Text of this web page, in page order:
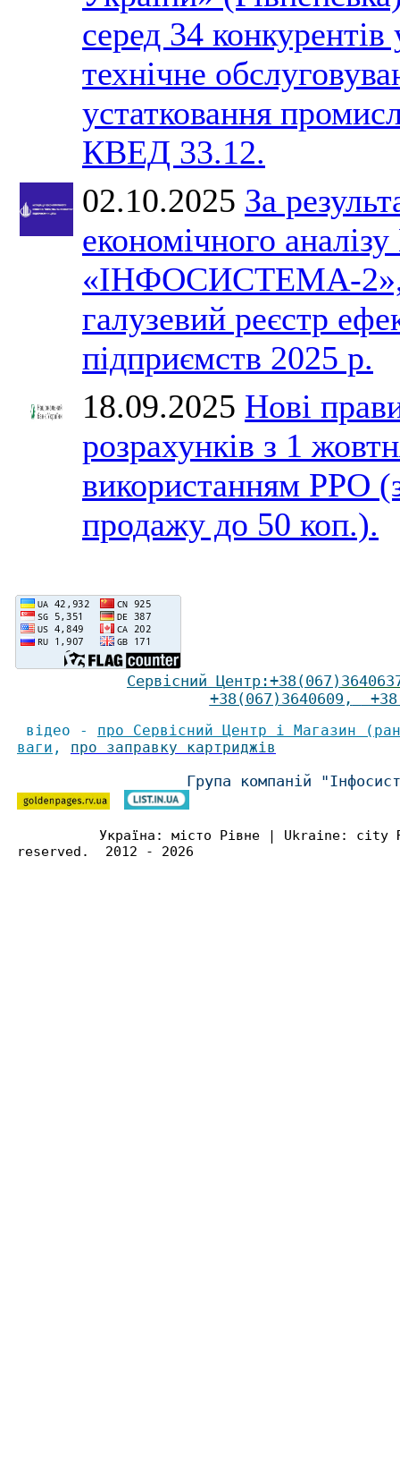
серед 34 конкурентів
технічне
устатковання
КВЕД 33.12.
02.10.2025 За
економічного
«ІНФОСИСТЕМА-2»,
галузевий реєстр
підприємств 2025 р.
18.09.2025 Нові
розрахунків з 1
використанням РРО
продажу до 50 коп.).
Сервісний Центр :+38(067)
+38(067)3640609 ,
відео - про Сервісний Центр і Магазин
ваги , про заправку картриджів
Група компаній
Україна: місто Рівне | Ukraine:
reserved. 2012 - 2026